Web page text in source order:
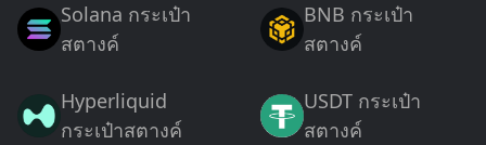
Solana กระเป๋า
สตางค์
BNB กระเป๋า
สตางค์
Hyperliquid
กระเป๋าสตางค์
USDT กระเป๋า
สตางค์